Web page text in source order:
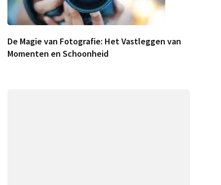
De Magie van Fotografie: Het Vastleggen van
Momenten en Schoonheid